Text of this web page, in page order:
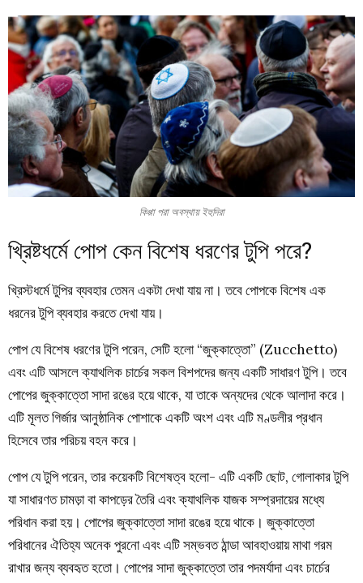
কিপ্পা পরা অবস্থায় ইহুদিরা
খ্রিষ্টধর্মে পোপ কেন বিশেষ ধরণের টুপি পরে?
খ্রিস্টধর্মে টুপির ব্যবহার তেমন একটা দেখা যায় না। তবে পোপকে বিশেষ এক
ধরনের টুপি ব্যবহার করতে দেখা যায়।
পোপ যে বিশেষ ধরণের টুপি পরেন, সেটি হলো “জুক্কাত্তো” (Zucchetto)
এবং এটি আসলে ক্যাথলিক চার্চের সকল বিশপদের জন্য একটি সাধারণ টুপি। তবে
পোপের জুক্কাত্তো সাদা রঙের হয়ে থাকে, যা তাকে অন্যদের থেকে আলাদা করে।
এটি মূলত গির্জার আনুষ্ঠানিক পোশাকে একটি অংশ এবং এটি মণ্ডলীর প্রধান
হিসেবে তার পরিচয় বহন করে।
পোপ যে টুপি পরেন, তার কয়েকটি বিশেষত্ব হলো- এটি একটি ছোট, গোলাকার টুপি
যা সাধারণত চামড়া বা কাপড়ের তৈরি এবং ক্যাথলিক যাজক সম্প্রদায়ের মধ্যে
পরিধান করা হয়। পোপের জুক্কাত্তো সাদা রঙের হয়ে থাকে। জুক্কাত্তো
পরিধানের ঐতিহ্য অনেক পুরনো এবং এটি সম্ভবত ঠান্ডা আবহাওয়ায় মাথা গরম
রাখার জন্য ব্যবহৃত হতো। পোপের সাদা জুক্কাত্তো তার পদমর্যাদা এবং চার্চের